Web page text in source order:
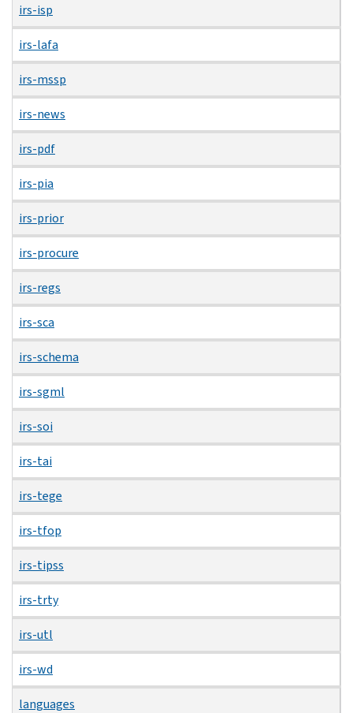
irs-isp
irs-lafa
irs-mssp
irs-news
irs-pdf
irs-pia
irs-prior
irs-procure
irs-regs
irs-sca
irs-schema
irs-sgml
irs-soi
irs-tai
irs-tege
irs-tfop
irs-tipss
irs-trty
irs-utl
irs-wd
languages